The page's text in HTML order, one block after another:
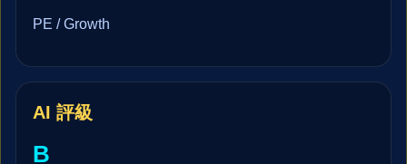
PE / Growth
AI 評級
B